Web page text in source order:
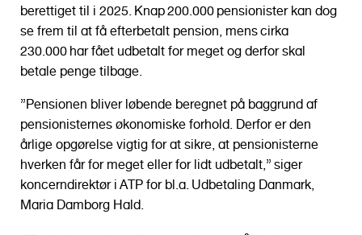
berettiget til i 2025. Knap 200.000 pensionister kan dog
se frem til at få efterbetalt pension, mens cirka
230.000 har fået udbetalt for meget og derfor skal
betale penge tilbage.
”Pensionen bliver løbende beregnet på baggrund af
pensionisternes økonomiske forhold. Derfor er den
årlige opgørelse vigtig for at sikre, at pensionisterne
hverken får for meget eller for lidt udbetalt,” siger
koncerndirektør i ATP for bl.a. Udbetaling Danmark,
Maria Damborg Hald.